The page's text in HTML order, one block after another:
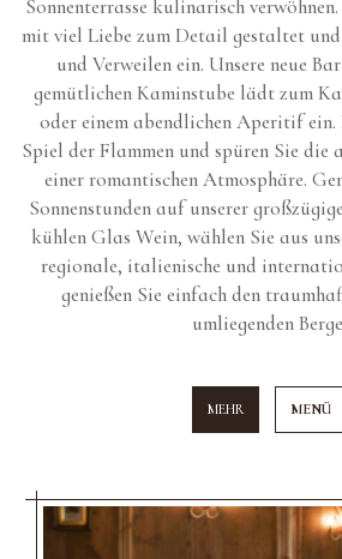
Sonnenterrasse kulinarisch
mit viel Liebe zum Detail gestaltet
und Verweilen ein. Unsere neue
gemütlichen Kaminstube lädt zum
oder einem abendlichen Aperitif ein.
Spiel der Flammen und spüren Sie die
einer romantischen Atmosphäre.
Sonnenstunden auf unserer
kühlen Glas Wein, wählen Sie aus
regionale, italienische und
genießen Sie einfach den
umliegenden
MEHR MENÜ